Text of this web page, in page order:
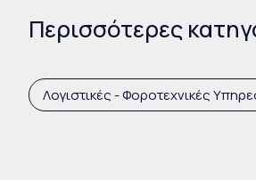
Περισσότερες
Λογιστικές - Φοροτεχνικές